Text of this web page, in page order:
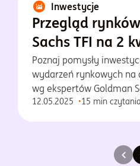
Inwestycje
Przegląd
Sachs TFI na 2
Poznaj pomysły
wydarzeń rynkowych na
wg ekspertów Goldman
12.05.2025 15 min czytania